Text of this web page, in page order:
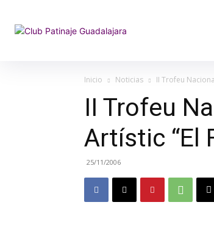
Inicio Noticias II Trofeu
II Trofeu
Artístic “El
25/11/2006